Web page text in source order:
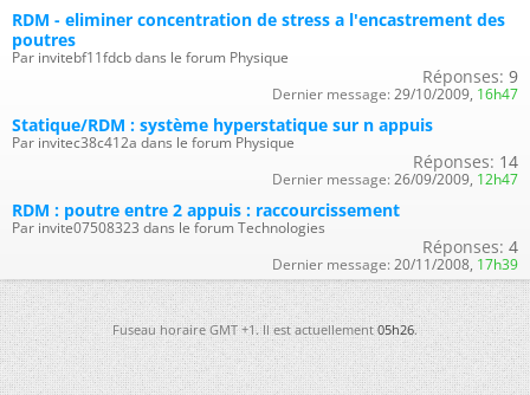
RDM - eliminer concentration de stress a l'encastrement des
poutres
Par invitebf11fdcb dans le forum Physique
Réponses: 9
Dernier message: 29/10/2009, 16h47
Statique/RDM : système hyperstatique sur n appuis
Par invitec38c412a dans le forum Physique
Réponses: 14
Dernier message: 26/09/2009, 12h47
RDM : poutre entre 2 appuis : raccourcissement
Par invite07508323 dans le forum Technologies
Réponses: 4
Dernier message: 20/11/2008, 17h39
Fuseau horaire GMT +1. Il est actuellement05h26.